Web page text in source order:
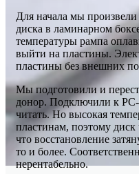
Для начала мы
диска в ламинарном
температуры рампа
выйти на пластины.
пластины без внешних
Мы подготовили и
донор. Подключили к
читать. Но высокая
пластинам, поэтому диск
что восстановление
то и более.
нерентабельно.